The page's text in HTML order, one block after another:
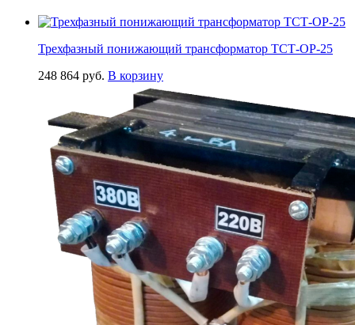
Трехфазный понижающий трансформатор ТСТ-ОР-25
248 864 руб. В корзину